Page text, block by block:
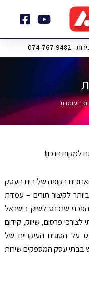
- 074-767-9482
עומדת
למקום הנכון!
בקופה של בית העסק
לקיצור תורים – עמדת
שנכנס לשוק בישראל
לצורכי פרסום, שיווק, קידום
על הסוגים העיקריים של
בבתי עסק המספקים שירות